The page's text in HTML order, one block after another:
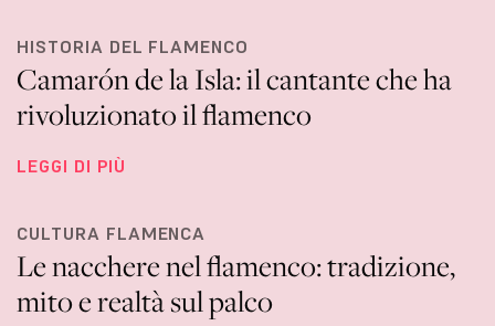
HISTORIA DEL FLAMENCO
Camarón de la Isla: il cantante che ha
rivoluzionato il flamenco
LEGGI DI PIÙ
CULTURA FLAMENCA
Le nacchere nel flamenco: tradizione,
mito e realtà sul palco